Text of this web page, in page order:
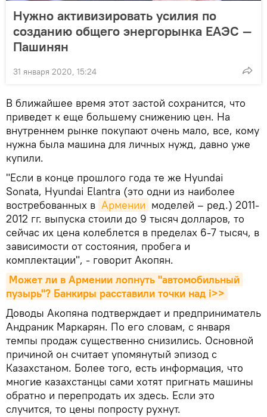
Нужно активизировать усилия по
созданию общего энергорынка ЕАЭС —
Пашинян
31 января 2020, 15:24
В ближайшее время этот застой сохранится, что
приведет к еще большему снижению цен. На
внутреннем рынке покупают очень мало, все, кому
нужна была машина для личных нужд, давно уже
купили.
"Если в конце прошлого года те же Hyundai
Sonata, Hyundai Elantra (это одни из наиболее
востребованных в Армении моделей – ред.) 2011-
2012 гг. выпуска стоили до 9 тысяч долларов, то
сейчас их цена колеблется в пределах 6-7 тысяч, в
зависимости от состояния, пробега и
комплектации", - говорит Акопян.
Может ли в Армении лопнуть "автомобильный
пузырь"? Банкиры расставили точки над i>>
Доводы Акопяна подтверждает и предприниматель
Андраник Маркарян. По его словам, с января
темпы продаж существенно снизились. Основной
причиной он считает упомянутый эпизод с
Казахстаном. Более того, есть информация, что
многие казахстанцы сами хотят пригнать машины
обратно и перепродать их здесь. Если это
случится, то цены попросту рухнут.